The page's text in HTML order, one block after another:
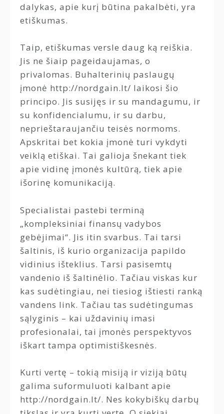
dalykas, apie kurį būtina pakalbėti, yra
etiškumas.
Taip, etiškumas versle daug ką reiškia.
Jis ne šiaip pageidaujamas, o
privalomas. Buhalterinių paslaugų
įmonė http://nordgain.lt/ laikosi šio
principo. Jis susijęs ir su mandagumu, ir
su konfidencialumu, ir su darbu,
neprieštaraujančiu teisės normoms.
Apskritai bet kokia įmonė turi vykdyti
veiklą etiškai. Tai galioja šnekant tiek
apie vidinę įmonės kultūrą, tiek apie
išorinę komunikaciją.
Specialistai pastebi terminą
„kompleksiniai finansų vadybos
gebėjimai“. Jis itin svarbus. Tai tarsi
šaltinis, iš kurio organizacija papildo
vidinius išteklius. Tarsi pasisemtų
vandenio iš šaltinėlio. Tačiau viskas kur
kas sudėtingiau, nei tiesiog ištiesti ranką
vandens link. Tačiau tas sudėtingumas
sąlyginis – kai uždavinių imasi
profesionalai, tai įmonės perspektyvos
iškart tampa optimistiškesnės.
Kurti vertę – tokią misiją ir viziją būtų
galima suformuluoti kalbant apie
http://nordgain.lt/. Nes kokybiškų darbų